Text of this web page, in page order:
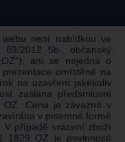
není nabídkou ve
2012 Sb., občanský
ani se nejedná o
umístěné na
na uzavření jakékoliv
zaslána předsmluvní
Cena je závazná v
v písemné formě
V případě vrácení zboží
1829 OZ je povinností